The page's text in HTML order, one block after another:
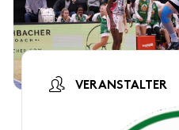
VERANSTALTER